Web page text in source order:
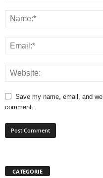
Save my name, email, and
comment.
CATEGORIE